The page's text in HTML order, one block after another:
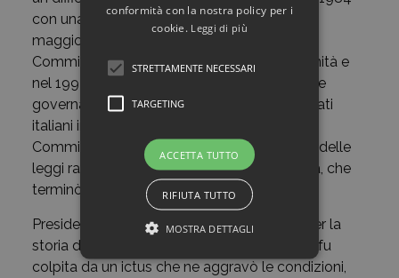
con una relazione approvata a grande
maggioranza. Nel 1989 presiedette la
Commissione nazionale per le pari opportunità e
nel 1997 entrò a far parte della Commissione
governativa d’inchiesta sull’operato dei soldati
italiani in Somalia, per poi presiedere la
Commissione nazionale sulle conseguenze delle
leggi razziali per la comunità ebraica italiana, che
terminò i lavori nel 2001.
Presidente onoraria dell’Istituto nazionale per la
storia del movimento di liberazione in Italia, fu
colpita da un ictus che ne aggravò le condizioni,
conformità con la nostra policy per i
cookie. Leggi di più
STRETTAMENTE NECESSARI
TARGETING
ACCETTA TUTTO
RIFIUTA TUTTO
MOSTRA DETTAGLI